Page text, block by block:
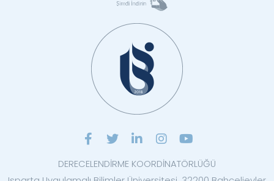
DERECELENDİRME KOORDİNATÖRLÜĞÜ